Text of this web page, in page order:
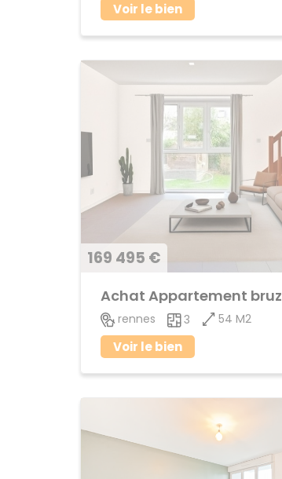
Voir le bien
169 495 €
Achat Appartement bruz
rennes 3 54 M2
Voir le bien